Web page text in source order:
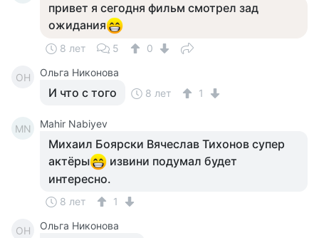
привет я сегодня фильм смотрел зад
ожидания
8 лет 5 0
ОН Ольга Никонова
И что с того 8 лет 1
MN Mahir Nаbiyev
Михаил Боярски Вячеслав Тихонов супер
актёры
извини подумал будет
интересно.
8 лет 1
ОН Ольга Никонова